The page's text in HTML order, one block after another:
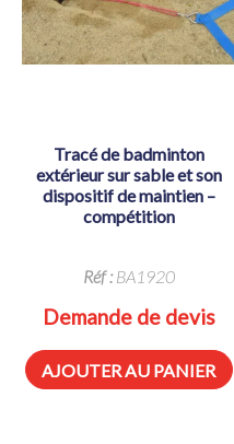
tracé de badminton
extérieur sur sable et son
dispositif de maintien –
compétition
Réf :BA1920
Demande de devis
AJOUTER AU PANIER